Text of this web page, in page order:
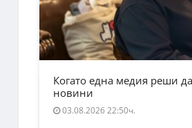
Когато една медия реши
новини
03.08.2026 22:50ч.